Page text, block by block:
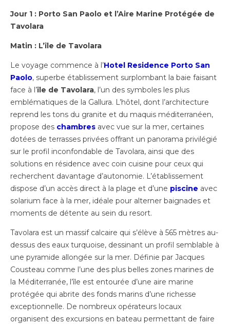
Jour 1 : Porto San Paolo et l’Aire Marine Protégée de
Tavolara
Matin : L’île de Tavolara
Le voyage commence à l’Hotel Residence Porto San
Paolo, superbe établissement surplombant la baie faisant
face à l’île de Tavolara, l’un des symboles les plus
emblématiques de la Gallura. L’hôtel, dont l’architecture
reprend les tons du granite et du maquis méditerranéen,
propose des chambres avec vue sur la mer, certaines
dotées de terrasses privées offrant un panorama privilégié
sur le profil inconfondable de Tavolara, ainsi que des
solutions en résidence avec coin cuisine pour ceux qui
recherchent davantage d’autonomie. L’établissement
dispose d’un accès direct à la plage et d’une piscine avec
solarium face à la mer, idéale pour alterner baignades et
moments de détente au sein du resort.
Tavolara est un massif calcaire qui s’élève à 565 mètres au-
dessus des eaux turquoise, dessinant un profil semblable à
une pyramide allongée sur la mer. Définie par Jacques
Cousteau comme l’une des plus belles zones marines de
la Méditerranée, l’île est entourée d’une aire marine
protégée qui abrite des fonds marins d’une richesse
exceptionnelle. De nombreux opérateurs locaux
organisent des excursions en bateau permettant de faire